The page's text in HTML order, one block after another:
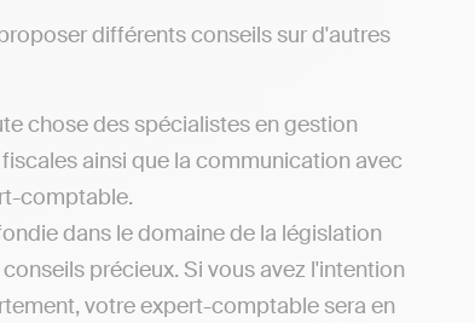
différents conseils sur d'autres
chose des spécialistes en gestion
ainsi que la communication avec
comptable.
dans le domaine de la législation
précieux. Si vous avez l'intention
votre expert-comptable sera en